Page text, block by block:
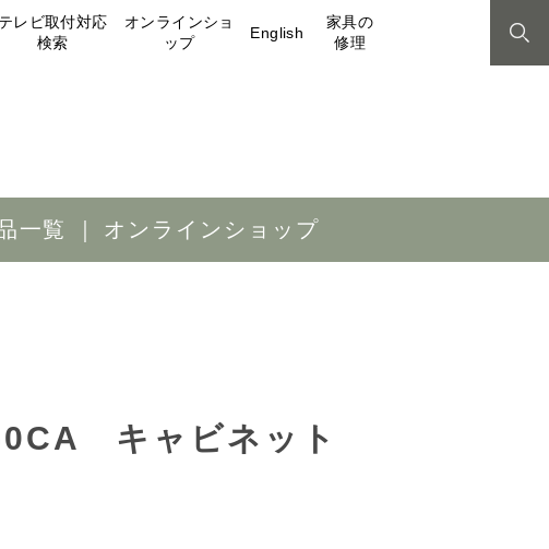
テレビ取付対応
検索
オンラインショ
ップ
English
家具の
修理
一覧 オンラインショップ
キャビネット